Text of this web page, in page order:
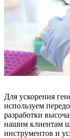
Для ускорения
используем
разработки
нашим клиентам
инструментов и